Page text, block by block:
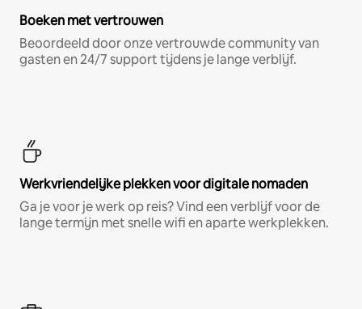
Boeken met vertrouwen
Beoordeeld door onze vertrouwde community van
gasten en 24/7 support tijdens je lange verblijf.
Werkvriendelijke plekken voor digitale nomaden
Ga je voor je werk op reis? Vind een verblijf voor de
lange termijn met snelle wifi en aparte werkplekken.